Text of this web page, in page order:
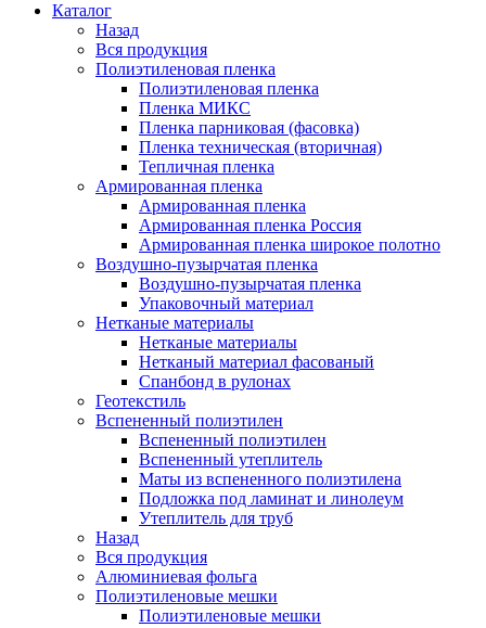
Каталог
Назад
Вся продукция
Полиэтиленовая пленка
Полиэтиленовая пленка
Пленка МИКС
Пленка парниковая (фасовка)
Пленка техническая (вторичная)
Тепличная пленка
Армированная пленка
Армированная пленка
Армированная пленка Россия
Армированная пленка широкое полотно
Воздушно-пузырчатая пленка
Воздушно-пузырчатая пленка
Упаковочный материал
Нетканые материалы
Нетканые материалы
Нетканый материал фасованый
Спанбонд в рулонах
Геотекстиль
Вспененный полиэтилен
Вспененный полиэтилен
Вспененный утеплитель
Маты из вспененного полиэтилена
Подложка под ламинат и линолеум
Утеплитель для труб
Назад
Вся продукция
Алюминиевая фольга
Полиэтиленовые мешки
Полиэтиленовые мешки